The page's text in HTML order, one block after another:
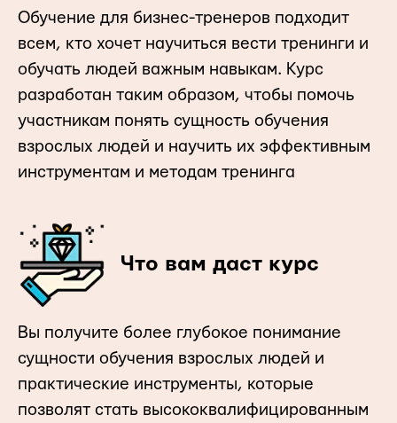
Обучение для бизнес-тренеров подходит
всем, кто хочет научиться вести тренинги и
обучать людей важным навыкам. Курс
разработан таким образом, чтобы помочь
участникам понять сущность обучения
взрослых людей и научить их эффективным
инструментам и методам тренинга
Что вам даст курс
Вы получите более глубокое понимание
сущности обучения взрослых людей и
практические инструменты, которые
позволят стать высококвалифицированным